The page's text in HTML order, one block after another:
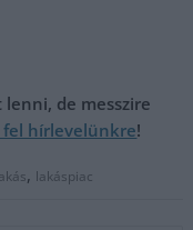
de messzire
hírlevelünkre!
, lakáspiac